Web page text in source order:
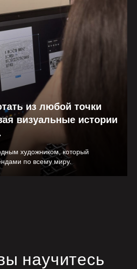
из любой точки
визуальные истории
художником, который
по всему миру.
научитесь